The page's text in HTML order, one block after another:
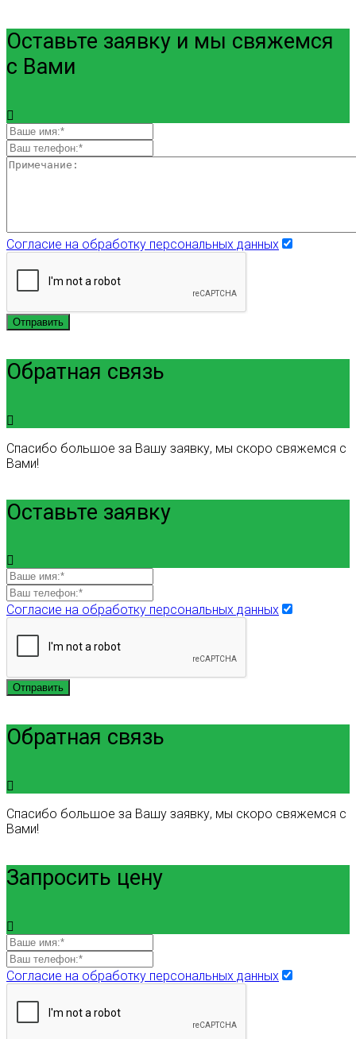
Оставьте заявку и мы свяжемся
с Вами
Согласие на обработку персональных данных
Отправить
Обратная связь
Спасибо большое за Вашу заявку, мы скоро свяжемся с
Вами!
Оставьте заявку
Согласие на обработку персональных данных
Отправить
Обратная связь
Спасибо большое за Вашу заявку, мы скоро свяжемся с
Вами!
Запросить цену
Согласие на обработку персональных данных